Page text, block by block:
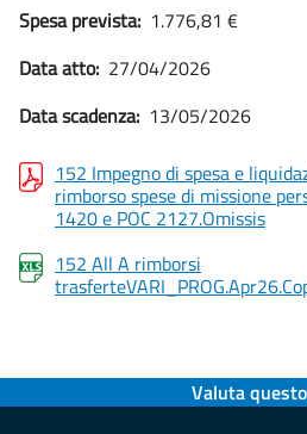
Spesa prevista: 1.776,81 €
Data atto: 27/04/2026
Data scadenza: 13/05/2026
152 Impegno di spesa e
rimborso spese di missione
1420 e POC 2127.Omissis
152 All A rimborsi
Valuta